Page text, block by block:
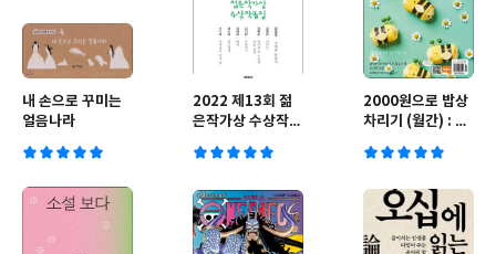
내 손으로 꾸미는
얼음나라
2022 제13회 젊
은작가상 수상작품
2000원으로 밥상
차리기 (월간) : 4